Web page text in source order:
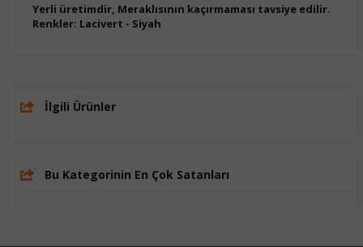
Yerli üretimdir, Meraklısının kaçırmaması tavsiye edilir.
Renkler: Lacivert - Siyah
İlgili Ürünler
Bu Kategorinin En Çok Satanları